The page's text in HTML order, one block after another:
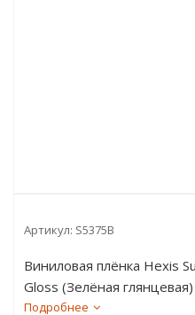
Артикул: S5375B
Виниловая плёнка Hexis
Gloss (Зелёная
Подробнее